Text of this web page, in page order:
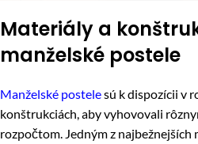
Materiály a
manželské postele
Manželské postelesú k dispozícii v
konštrukciách, aby vyhovovali
rozpočtom. Jedným z najbežnejších